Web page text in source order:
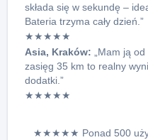
składa się w sekundę –
Bateria trzyma cały dzień.”
★★★★★
Asia, Kraków: „Mam ją
zasięg 35 km to realny
dodatki.”
★★★★★
★★★★★ Ponad 500